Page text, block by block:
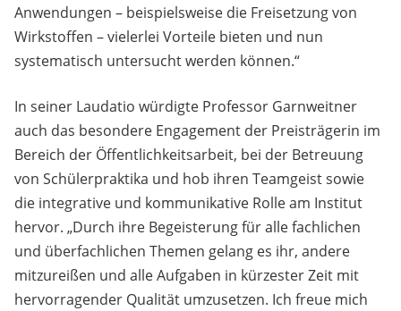
Anwendungen – beispielsweise die Freisetzung von
Wirkstoffen – vielerlei Vorteile bieten und nun
systematisch untersucht werden können.“
In seiner Laudatio würdigte Professor Garnweitner
auch das besondere Engagement der Preisträgerin im
Bereich der Öffentlichkeitsarbeit, bei der Betreuung
von Schülerpraktika und hob ihren Teamgeist sowie
die integrative und kommunikative Rolle am Institut
hervor. „Durch ihre Begeisterung für alle fachlichen
und überfachlichen Themen gelang es ihr, andere
mitzureißen und alle Aufgaben in kürzester Zeit mit
hervorragender Qualität umzusetzen. Ich freue mich